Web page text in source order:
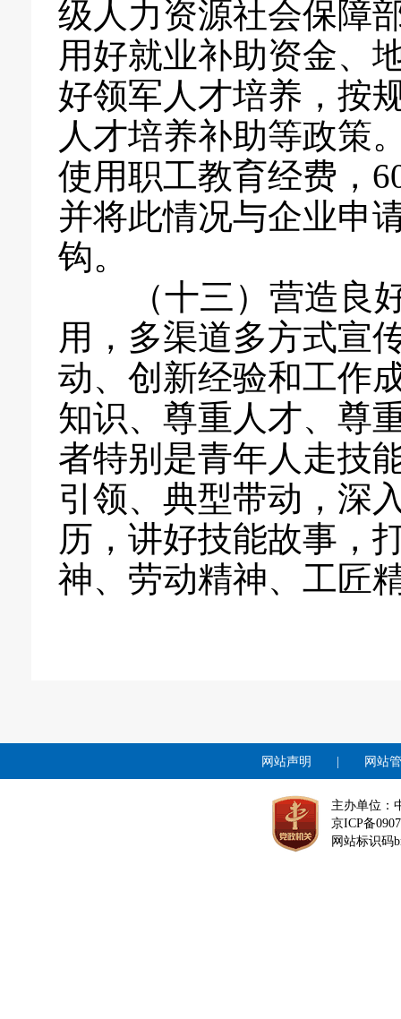
级人力资源社会保障
用好就业补助资金、
好领军人才培养，按
人才培养补助等政策
使用职工教育经费，
并将此情况与企业申
钩。
（十三）营造良好
用，多渠道多方式宣
动、创新经验和工作
知识、尊重人才、尊
者特别是青年人走技
引领、典型带动，深
历，讲好技能故事，
神、劳动精神、工匠
网站声明 网站
主办单位：
京ICP备
网站标识码